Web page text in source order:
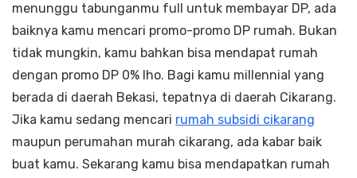
menunggu tabunganmu full untuk membayar DP, ada
baiknya kamu mencari promo-promo DP rumah. Bukan
tidak mungkin, kamu bahkan bisa mendapat rumah
dengan promo DP 0% lho. Bagi kamu millennial yang
berada di daerah Bekasi, tepatnya di daerah Cikarang.
Jika kamu sedang mencari rumah subsidi cikarang
maupun perumahan murah cikarang, ada kabar baik
buat kamu. Sekarang kamu bisa mendapatkan rumah